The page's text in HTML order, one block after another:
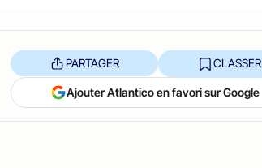
PARTAGER CLASSER
Ajouter Atlantico en favori sur Google